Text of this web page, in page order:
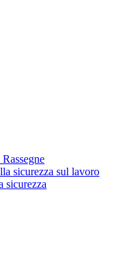
sicurezza sul lavoro
sicurezza